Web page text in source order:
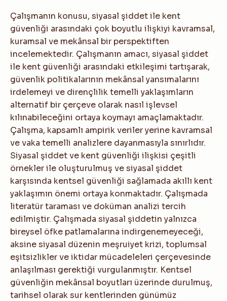
Çalışmanın konusu, siyasal şiddet ile kent
güvenliği arasındaki çok boyutlu ilişkiyi kavramsal,
kuramsal ve mekânsal bir perspektiften
incelemektedir. Çalışmanın amacı, siyasal şiddet
ile kent güvenliği arasındaki etkileşimi tartışarak,
güvenlik politikalarının mekânsal yansımalarını
irdelemeyi ve dirençlilik temelli yaklaşımların
alternatif bir çerçeve olarak nasıl işlevsel
kılınabileceğini ortaya koymayı amaçlamaktadır.
Çalışma, kapsamlı ampirik veriler yerine kavramsal
ve vaka temelli analizlere dayanmasıyla sınırlıdır.
Siyasal şiddet ve kent güvenliği ilişkisi çeşitli
örnekler ile oluşturulmuş ve siyasal şiddet
karşısında kentsel güvenliği sağlamada akıllı kent
yaklaşımın önemi ortaya konmaktadır. Çalışmada
literatür taraması ve doküman analizi tercih
edilmiştir. Çalışmada siyasal şiddetin yalnızca
bireysel öfke patlamalarına indirgenemeyeceği,
aksine siyasal düzenin meşruiyet krizi, toplumsal
eşitsizlikler ve iktidar mücadeleleri çerçevesinde
anlaşılması gerektiği vurgulanmıştır. Kentsel
güvenliğin mekânsal boyutları üzerinde durulmuş,
tarihsel olarak sur kentlerinden günümüz